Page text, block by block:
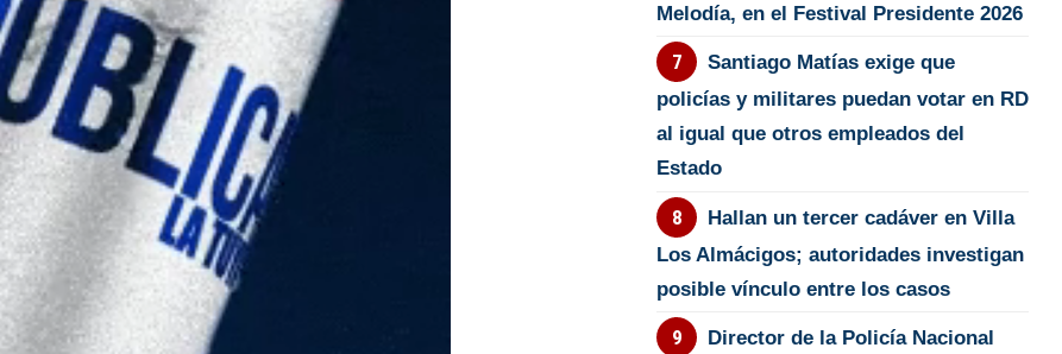
Melodía, en el Festival Presidente 2026
Santiago Matías exige que
policías y militares puedan votar en RD
al igual que otros empleados del
Estado
Hallan un tercer cadáver en Villa
Los Almácigos; autoridades investigan
posible vínculo entre los casos
Director de la Policía Nacional